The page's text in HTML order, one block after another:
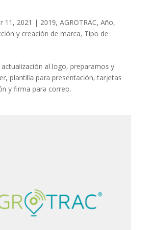
11, 2021 | 2019, AGROTRAC, Año,
y creación de marca, Tipo de
actualización al logo, preparamos y
plantilla para presentación, tarjetas
y firma para correo.